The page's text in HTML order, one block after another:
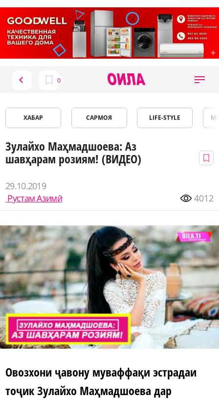
ХАБАР САРМОЯ LIFE-STYLE
Зулайхо Маҳмадшоева: Аз
шавҳарам розиям! (ВИДЕО)
29.10.2019
Рустам Азимӣ
4012
Овозхони ҷавону муваффақи эстрадаи
тоҷик Зулайхо Маҳмадшоева дар